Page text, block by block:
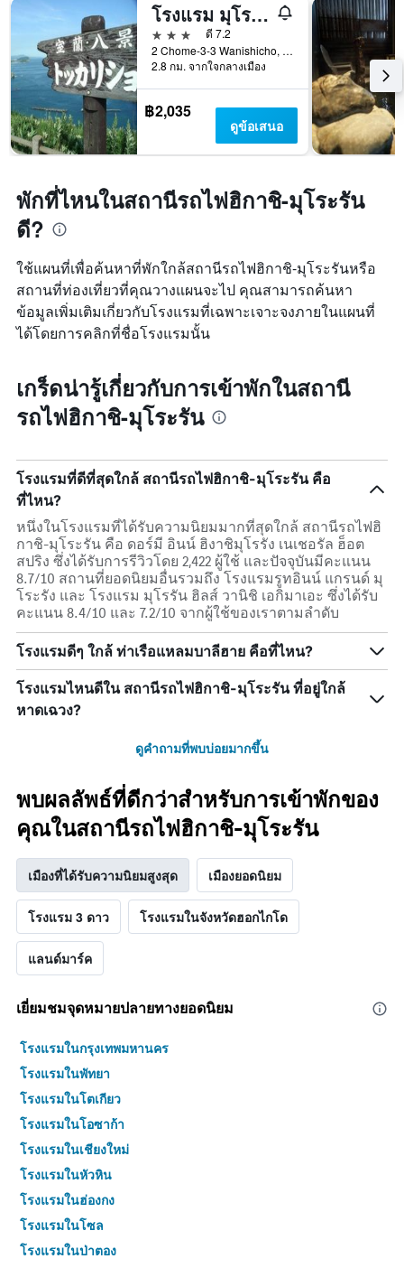
โรงแรม มุโรรัน ฮิลส์ วานิชิ เอกิมาเอะ
3 ดาว
ดี 7.2
2 Chome-3-3 Wanishicho, มูโระรัน, ญี่ปุ่น
2.8 กม. จากใจกลางเมือง
฿2,035
ดูข้อเสนอ
พักที่ไหนในสถานีรถไฟฮิกาชิ-มุโระรัน
ดี?
ใช้แผนที่เพื่อค้นหาที่พักใกล้สถานีรถไฟฮิกาชิ-มุโระรันหรือ
สถานที่ท่องเที่ยวที่คุณวางแผนจะไป คุณสามารถค้นหา
ข้อมูลเพิ่มเติมเกี่ยวกับโรงแรมที่เฉพาะเจาะจงภายในแผนที่
ได้โดยการคลิกที่ชื่อโรงแรมนั้น
เกร็ดน่ารู้เกี่ยวกับการเข้าพักในสถานี
รถไฟฮิกาชิ-มุโระรัน
โรงแรมที่ดีที่สุดใกล้ สถานีรถไฟฮิกาชิ-มุโระรัน คือ
ที่ไหน?
หนึ่งในโรงแรมที่ได้รับความนิยมมากที่สุดใกล้ สถานีรถไฟฮิ
กาชิ-มุโระรัน คือ ดอร์มี อินน์ ฮิงาชิมุโรรัง เนเชอรัล ฮ็อต
สปริง ซึ่งได้รับการรีวิวโดย 2,422 ผู้ใช้ และปัจจุบันมีคะแนน
8.7/10 สถานที่ยอดนิยมอื่นรวมถึง โรงแรมรูทอินน์ แกรนด์ มุ
โระรัง และ โรงแรม มุโรรัน ฮิลส์ วานิชิ เอกิมาเอะ ซึ่งได้รับ
คะแนน 8.4/10 และ 7.2/10 จากผู้ใช้ของเราตามลำดับ
โรงแรมดีๆ ใกล้ ท่าเรือแหลมบาลีฮาย คือที่ไหน?
โรงแรมไหนดีใน สถานีรถไฟฮิกาชิ-มุโระรัน ที่อยู่ใกล้
หาดเฉวง?
ดูคำถามที่พบบ่อยมากขึ้น
พบผลลัพธ์ที่ดีกว่าสำหรับการเข้าพักของ
คุณในสถานีรถไฟฮิกาชิ-มุโระรัน
เมืองที่ได้รับความนิยมสูงสุด เมืองยอดนิยม
โรงแรม 3 ดาว โรงแรมในจังหวัดฮอกไกโด
แลนด์มาร์ค
เยี่ยมชมจุดหมายปลายทางยอดนิยม
โรงแรมในกรุงเทพมหานคร
โรงแรมในพัทยา
โรงแรมในโตเกียว
โรงแรมในโอซาก้า
โรงแรมในเชียงใหม่
โรงแรมในหัวหิน
โรงแรมในฮ่องกง
โรงแรมในโซล
โรงแรมในป่าตอง